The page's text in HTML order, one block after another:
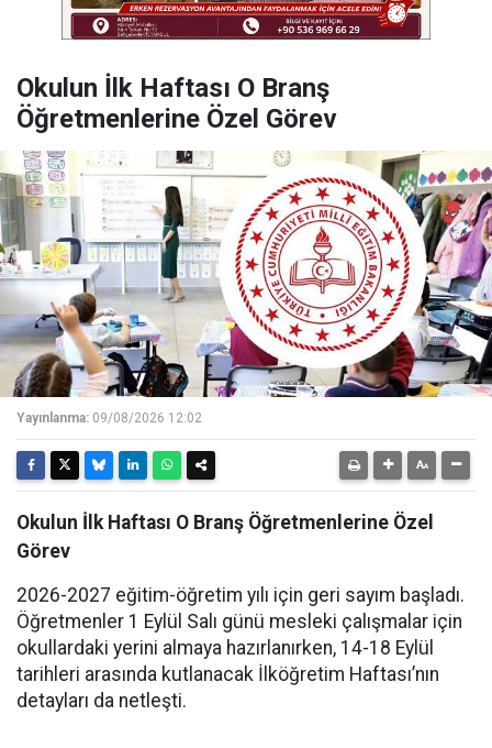
Okulun İlk Haftası O Branş
Öğretmenlerine Özel Görev
Yayınlanma: 09/08/2026 12:02
Okulun İlk Haftası O Branş Öğretmenlerine Özel
Görev
2026-2027 eğitim-öğretim yılı için geri sayım başladı.
Öğretmenler 1 Eylül Salı günü mesleki çalışmalar için
okullardaki yerini almaya hazırlanırken, 14-18 Eylül
tarihleri arasında kutlanacak İlköğretim Haftası’nın
detayları da netleşti.